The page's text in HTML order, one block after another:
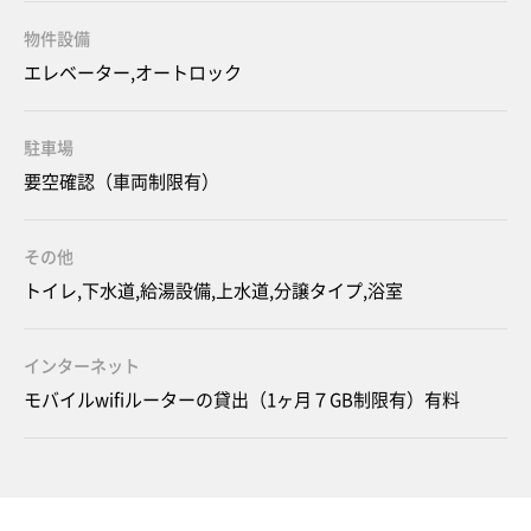
物件設備
エレベーター,オートロック
駐車場
要空確認（車両制限有）
その他
トイレ,下水道,給湯設備,上水道,分譲タイプ,浴室
インターネット
モバイルwifiルーターの貸出（1ヶ月７GB制限有）有料